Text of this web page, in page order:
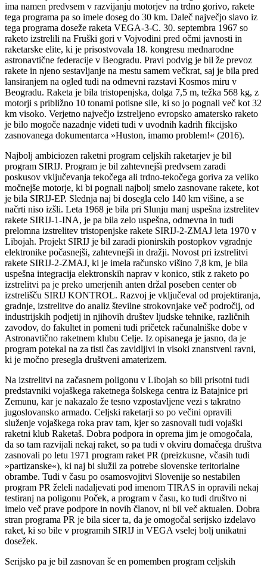
ima namen predvsem v razvijanju motorjev na trdno gorivo, rakete
tega programa pa so imele doseg do 30 km. Daleč največjo slavo iz
tega programa doseže raketa VEGA-3-C. 30. septembra 1967 so
raketo izstrelili na Fruški gori v Vojvodini pred očmi javnosti in
raketarske elite, ki je prisostvovala 18. kongresu mednarodne
astronavtične federacije v Beogradu. Pravi podvig je bil že prevoz
rakete in njeno sestavljanje na mestu samem večkrat, saj je bila pred
lansiranjem na ogled tudi na odmevni razstavi Kosmos miru v
Beogradu. Raketa je bila tristopenjska, dolga 7,5 m, težka 568 kg, z
motorji s približno 10 tonami potisne sile, ki so jo pognali več kot 32
km visoko. Verjetno največjo izstreljeno evropsko amatersko raketo
je bilo mogoče nazadnje videti tudi v uvodnih kadrih fikcijsko
zasnovanega dokumentarca »Huston, imamo problem!« (2016).
Najbolj ambiciozen raketni program celjskih raketarjev je bil
program SIRIJ. Program je bil zahtevnejši predvsem zaradi
poskusov vključevanja tekočega ali trdno-tekočega goriva za veliko
močnejše motorje, ki bi pognali najbolj smelo zasnovane rakete, kot
je bila SIRIJ-EP. Slednja naj bi dosegla celo 140 km višine, a se
načrti niso izšli. Leta 1968 je bila pri Slunju manj uspešna izstrelitev
rakete SIRIJ-1-INA, je pa bila zelo uspešna, odmevna in tudi
prelomna izstrelitev tristopenjske rakete SIRIJ-2-ZMAJ leta 1970 v
Libojah. Projekt SIRIJ je bil zaradi pionirskih postopkov vgradnje
elektronike počasnejši, zahtevnejši in dražji. Novost pri izstrelitvi
rakete SIRIJ-2-ZMAJ, ki je imela računsko višino 7,8 km, je bila
uspešna integracija elektronskih naprav v konico, stik z raketo po
izstrelitvi pa je preko umerjenih anten držal poseben center ob
izstrelišču SIRIJ KONTROL. Razvoj je vključeval od projektiranja,
gradnje, izstrelitve do analiz številne strokovnjake več področij, od
industrijskih podjetij in njihovih društev ljudske tehnike, različnih
zavodov, do fakultet in pomeni tudi pričetek računalniške dobe v
Astronavtično raketnem klubu Celje. Iz opisanega je jasno, da je
program potekal na za tisti čas zavidljivi in visoki znanstveni ravni,
ki je močno presegla društveni amaterizem.
Na izstrelitvi na začasnem poligonu v Libojah so bili prisotni tudi
predstavniki vojaškega raketnega šolskega centra iz Batajnice pri
Zemunu, kar je nakazalo že tesno vzpostavljene vezi s takratno
jugoslovansko armado. Celjski raketarji so po večini opravili
služenje vojaškega roka prav tam, kjer so zasnovali tudi vojaški
raketni klub Raketaš. Dobra podpora in oprema jim je omogočala,
da so tam razvijali nekaj raket, so pa tudi v okviru domačega društva
zasnovali po letu 1971 program raket PR (preizkusne, včasih tudi
»partizanske«), ki naj bi služil za potrebe slovenske teritorialne
obrambe. Tudi v času po osamosvojitvi Slovenije so nestabilen
program PR želeli nadaljevati pod imenom TIRAS in opravili nekaj
testiranj na poligonu Poček, a program v času, ko tudi društvo ni
imelo več prave podpore in novih članov, ni bil več aktualen. Dobra
stran programa PR je bila sicer ta, da je omogočal serijsko izdelavo
raket, ki so bile v programih SIRIJ in VEGA vselej bolj unikatni
dosežek.
Serijsko pa je bil zasnovan še en pomemben program celjskih